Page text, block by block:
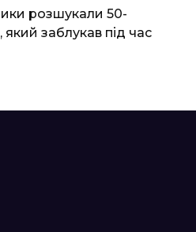
розшукали 50-
який заблукав під час